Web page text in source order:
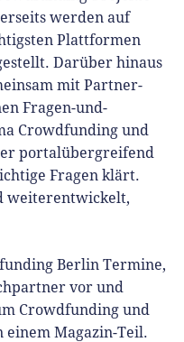
werden auf
Plattformen
Darüber hinaus
mit Partner-
Fragen-und-
Crowdfunding und
portalübergreifend
Fragen klärt.
weiterentwickelt,
Berlin Termine,
vor und
Crowdfunding und
Magazin-Teil.